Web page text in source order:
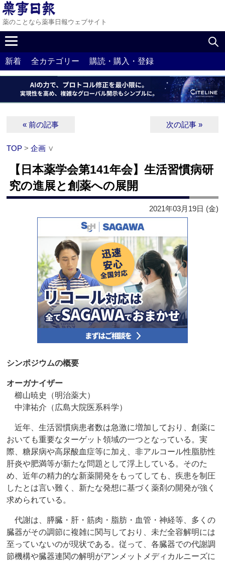
薬のことなら薬事日報ウェブサイト
新着 全カテゴリー 購読・購入・登録
« 前の記事 次の記事 »
TOP >企画 ∨
【日本薬学会第141年会】生活習慣病研
究の進展と創薬への展開
2021年03月19日 (金)
シンポジウムの概要
オーガナイザー
櫛山暁史（明治薬大）
中津祐介（広島大院医系科学）
近年、生活習慣病患者数は急激に増加しており、創薬に
おいても重要なターゲット領域の一つとなっている。実
際、糖尿病や高尿酸血症等に加え、非アルコール性脂肪性
肝炎や肥満等が新たな問題として浮上している。そのた
め、近年の精力的な新薬開発をもってしても、疾患を制圧
したとは言い難く、新たな発想に基づく薬剤の開発が強く
求められている。
代謝は、膵臓・肝・筋肉・脂肪・血管・神経等、多くの
臓器がその調節に複雑に関与しており、未だ全容解明には
至っていないのが現状である。従って、各臓器での代謝調
節機構や臓器連関の解明がアンメットメディカルニーズに